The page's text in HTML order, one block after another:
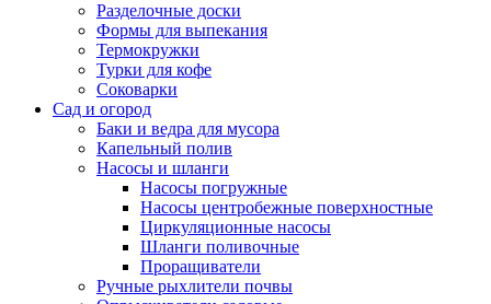
Разделочные доски
Формы для выпекания
Термокружки
Турки для кофе
Соковарки
Сад и огород
Баки и ведра для мусора
Капельный полив
Насосы и шланги
Насосы погружные
Насосы центробежные поверхностные
Циркуляционные насосы
Шланги поливочные
Проращиватели
Ручные рыхлители почвы